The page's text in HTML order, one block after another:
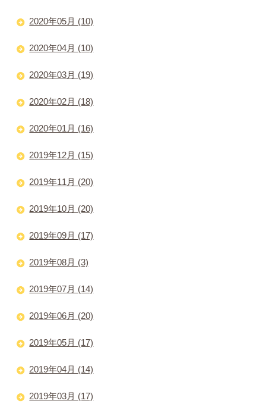
2020年05月 (10)
2020年04月 (10)
2020年03月 (19)
2020年02月 (18)
2020年01月 (16)
2019年12月 (15)
2019年11月 (20)
2019年10月 (20)
2019年09月 (17)
2019年08月 (3)
2019年07月 (14)
2019年06月 (20)
2019年05月 (17)
2019年04月 (14)
2019年03月 (17)